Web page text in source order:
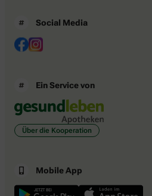
Social Media
Ein Service von
Über die Kooperation
Mobile App